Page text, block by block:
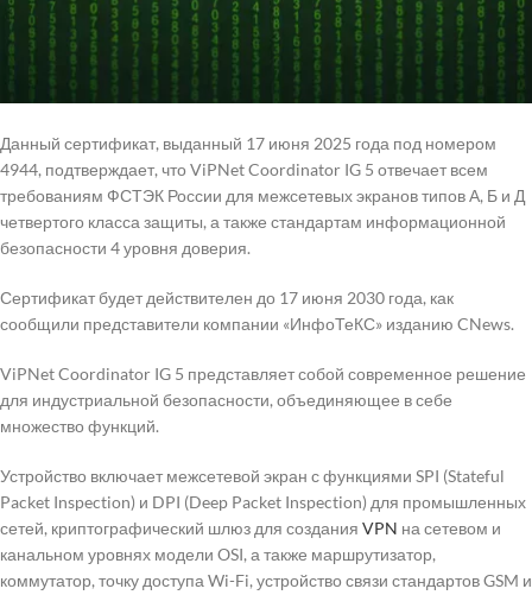
Компания «ИнфоТеКС» с гордостью сообщает, что их новое
поколение индустриальных шлюзов безопасности, ViPNet
Coordinator IG 5, получило сертификат соответствия от ФСТЭК
Данный сертификат, выданный 17 июня 2025 года под номером
4944, подтверждает, что ViPNet Coordinator IG 5 отвечает всем
требованиям ФСТЭК России для межсетевых экранов типов А, Б и Д
четвертого класса защиты, а также стандартам информационной
безопасности 4 уровня доверия.
Сертификат будет действителен до 17 июня 2030 года, как
сообщили представители компании «ИнфоТеКС» изданию CNews.
ViPNet Coordinator IG 5 представляет собой современное решение
для индустриальной безопасности, объединяющее в себе
множество функций.
Устройство включает межсетевой экран с функциями SPI (Stateful
Packet Inspection) и DPI (Deep Packet Inspection) для промышленных
сетей, криптографический шлюз для создания VPN на сетевом и
канальном уровнях модели OSI, а также маршрутизатор,
коммутатор, точку доступа Wi-Fi, устройство связи стандартов GSM и